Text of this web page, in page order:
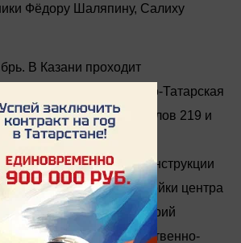
Фёдору Шаляпину, Салиху
В Казани проходит
семинар «Старо-Татарская
реконструкции кварталов 219 и
правовые и
бережной реконструкции
сложившейся застройки центра
развитием территорий
предложена государственно-